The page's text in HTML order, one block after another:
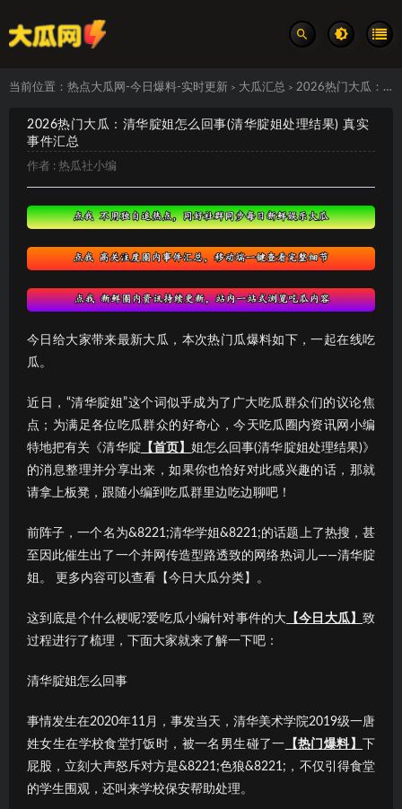
当前位置： 热点大瓜网-今日爆料-实时更新 > 大瓜汇总 > 2026热门大瓜：清华腚姐怎么回事(清华腚姐处理结果) 真实事件汇总
2026热门大瓜：清华腚姐怎么回事(清华腚姐处理结果) 真实
事件汇总
作者 : 热瓜社小编
今日给大家带来最新大瓜，本次热门瓜爆料如下，一起在线吃
瓜。
近日，“清华腚姐”这个词似乎成为了广大吃瓜群众们的议论焦
点；为满足各位吃瓜群众的好奇心，今天吃瓜圈内资讯网小编
特地把有关《清华腚【首页】 姐怎么回事(清华腚姐处理结果)》
的消息整理并分享出来，如果你也恰好对此感兴趣的话，那就
请拿上板凳，跟随小编到吃瓜群里边吃边聊吧！
前阵子，一个名为&8221;清华学姐&8221;的话题上了热搜，甚
至因此催生出了一个并网传造型路透致的网络热词儿——清华腚
姐。 更多内容可以查看【今日大瓜分类】。
这到底是个什么梗呢?爱吃瓜小编针对事件的大 【今日大瓜】致
过程进行了梳理，下面大家就来了解一下吧：
清华腚姐怎么回事
事情发生在2020年11月，事发当天，清华美术学院2019级一唐
姓女生在学校食堂打饭时，被一名男生碰了一 【热门爆料】下
屁股，立刻大声怒斥对方是&8221;色狼&8221;，不仅引得食堂
的学生围观，还叫来学校保安帮助处理。